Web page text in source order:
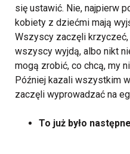
się ustawić. Nie, najpierw
kobiety z dziećmi mają
Wszyscy zaczęli
wszyscy wyjdą, albo nikt
mogą zrobić, co chcą, my
Później kazali wszystkim
zaczęli wyprowadzać na
To już było